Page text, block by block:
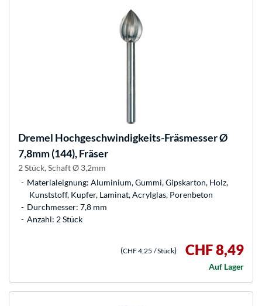
Dremel Hochgeschwindigkeits-Fräsmesser Ø
7,8mm (144), Fräser
2 Stück, Schaft Ø 3,2mm
Materialeignung: Aluminium, Gummi, Gipskarton, Holz,
Kunststoff, Kupfer, Laminat, Acrylglas, Porenbeton
Durchmesser: 7,8 mm
Anzahl: 2 Stück
(CHF 4,25 / Stück) CHF 8,49
Auf Lager